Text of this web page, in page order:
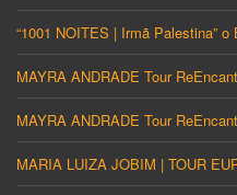
“1001 NOITES | Irmã Palestina” o
MAYRA ANDRADE Tour
MAYRA ANDRADE Tour
MARIA LUIZA JOBIM | TOUR